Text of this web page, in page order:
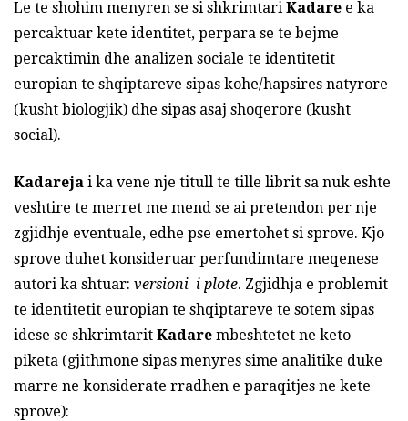
Le te shohim menyren se si shkrimtari Kadare e ka
percaktuar kete identitet, perpara se te bejme
percaktimin dhe analizen sociale te identitetit
europian te shqiptareve sipas kohe/hapsires natyrore
(kusht biologjik) dhe sipas asaj shoqerore (kusht
social).
Kadareja i ka vene nje titull te tille librit sa nuk eshte
veshtire te merret me mend se ai pretendon per nje
zgjidhje eventuale, edhe pse emertohet si sprove. Kjo
sprove duhet konsideruar perfundimtare meqenese
autori ka shtuar: versioni i plote. Zgjidhja e problemit
te identitetit europian te shqiptareve te sotem sipas
idese se shkrimtarit Kadare mbeshtetet ne keto
piketa (gjithmone sipas menyres sime analitike duke
marre ne konsiderate rradhen e paraqitjes ne kete
sprove):